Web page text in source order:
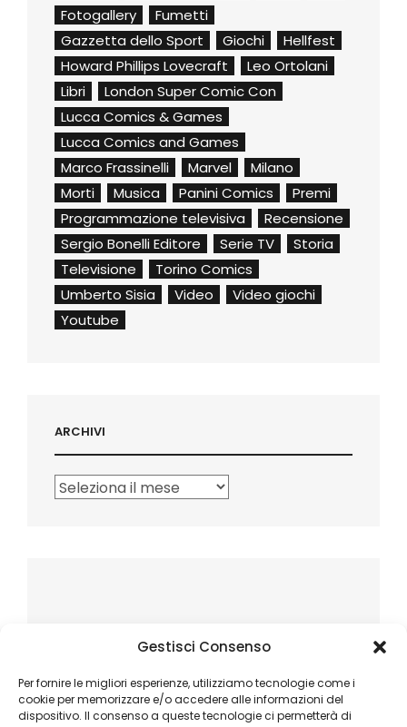
Gestisci Consenso
Per fornire le migliori esperienze, utilizziamo tecnologie come i
cookie per memorizzare e/o accedere alle informazioni del
dispositivo. Il consenso a queste tecnologie ci permetterà di
Fotogallery
Fumetti
Gazzetta dello Sport
Giochi
Hellfest
Howard Phillips Lovecraft
Leo Ortolani
Libri
London Super Comic Con
Lucca Comics & Games
Lucca Comics and Games
Marco Frassinelli
Marvel
Milano
Morti
Musica Panini Comics
Premi
Programmazione televisiva
Recensione
Sergio Bonelli Editore
Serie TV
Storia
Televisione
Torino Comics
Umberto Sisia
Video
Video giochi
Youtube
ARCHIVI
Archivi